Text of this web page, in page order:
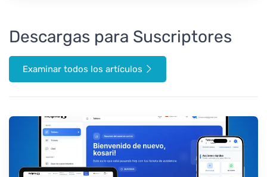
Descargas para Suscriptores
Examinar todos los artículos